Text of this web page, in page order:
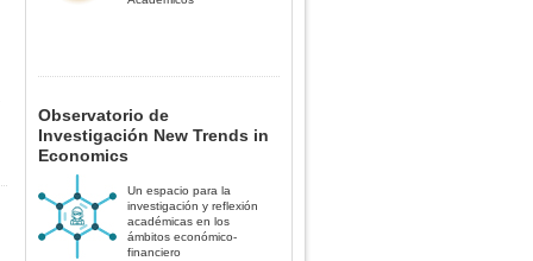
Observatorio de
Investigación New Trends in
Economics
Un espacio para la
investigación y reflexión
académicas en los
ámbitos económico-
financiero